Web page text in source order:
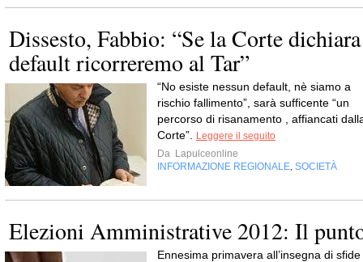
Dissesto, Fabbio: “Se la Corte dichiara
default ricorreremo al Tar”
“No esiste nessun default, nè siamo a
rischio fallimento”, sarà sufficente “un
percorso di risanamento , affiancati
Corte”.
Leggere il seguito
Da Lapulceonline
INFORMAZIONE REGIONALE SOCIETÀ
Elezioni Amministrative 2012: Il
Ennesima primavera all’insegna di sfide